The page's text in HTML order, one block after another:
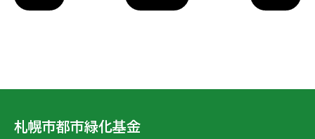
札幌市都市緑化基金